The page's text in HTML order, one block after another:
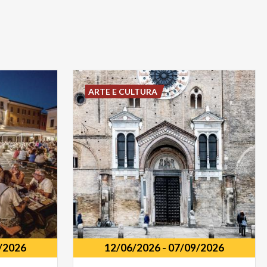
12/06/2026- 07/09/2026
ARTE E CULTURA